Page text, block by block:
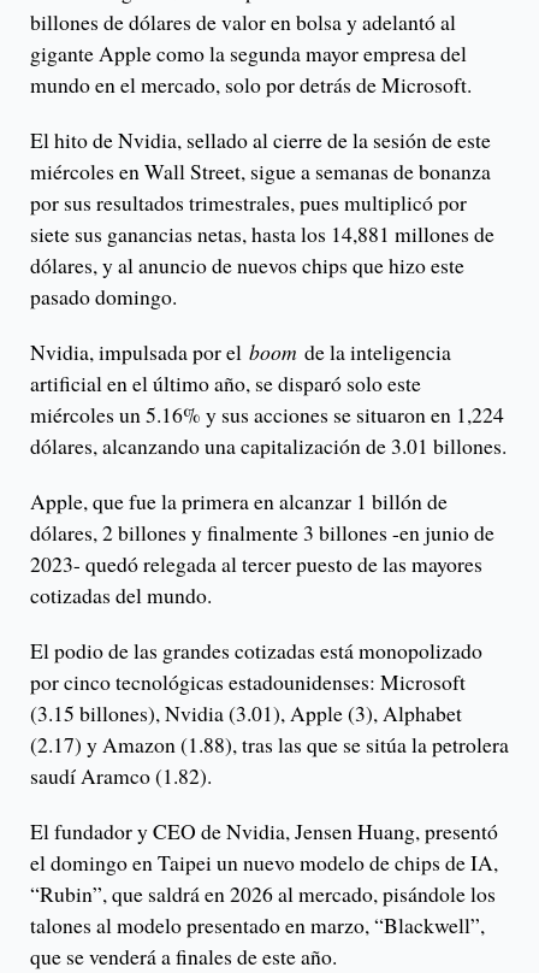
billones de dólares de valor en bolsa y adelantó al
gigante Apple como la segunda mayor empresa del
mundo en el mercado, solo por detrás de Microsoft.
El hito de Nvidia, sellado al cierre de la sesión de este
miércoles en Wall Street, sigue a semanas de bonanza
por sus resultados trimestrales, pues multiplicó por
siete sus ganancias netas, hasta los 14,881 millones de
dólares, y al anuncio de nuevos chips que hizo este
pasado domingo.
Nvidia, impulsada por el boom de la inteligencia
artificial en el último año, se disparó solo este
miércoles un 5.16% y sus acciones se situaron en 1,224
dólares, alcanzando una capitalización de 3.01 billones.
Apple, que fue la primera en alcanzar 1 billón de
dólares, 2 billones y finalmente 3 billones -en junio de
2023- quedó relegada al tercer puesto de las mayores
cotizadas del mundo.
El podio de las grandes cotizadas está monopolizado
por cinco tecnológicas estadounidenses: Microsoft
(3.15 billones), Nvidia (3.01), Apple (3), Alphabet
(2.17) y Amazon (1.88), tras las que se sitúa la petrolera
saudí Aramco (1.82).
El fundador y CEO de Nvidia, Jensen Huang, presentó
el domingo en Taipei un nuevo modelo de chips de IA,
“Rubin”, que saldrá en 2026 al mercado, pisándole los
talones al modelo presentado en marzo, “Blackwell”,
que se venderá a finales de este año.